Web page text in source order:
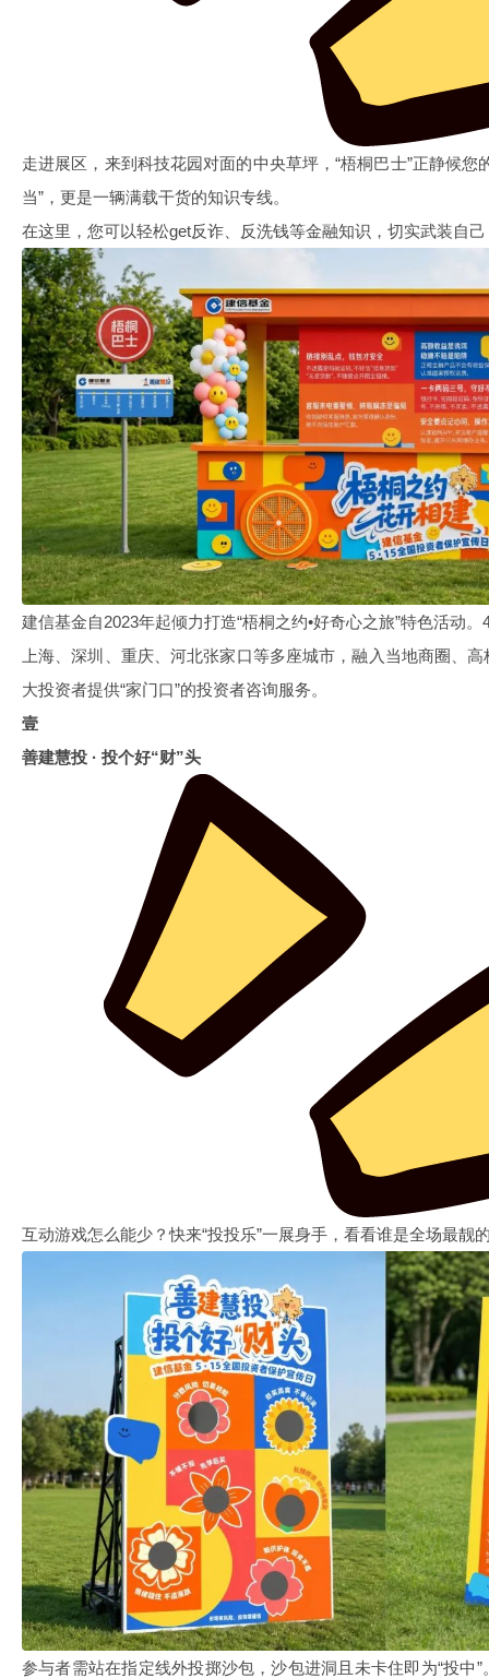
走进展区，来到科技花园对面的中央草坪，“梧桐巴士”正静候您
当”，更是一辆满载干货的知识专线。
在这里，您可以轻松get反诈、反洗钱等金融知识，切实武装自
建信基金自2023年起倾力打造“梧桐之约•好奇心之旅”特色活动
上海、深圳、重庆、河北张家口等多座城市，融入当地商圈、
大投资者提供“家门口”的投资者咨询服务。
壹
善建慧投 · 投个好“财”头
互动游戏怎么能少？快来“投投乐”一展身手，看看谁是全场最靓
参与者需站在指定线外投掷沙包，沙包进洞且未卡住即为“投中